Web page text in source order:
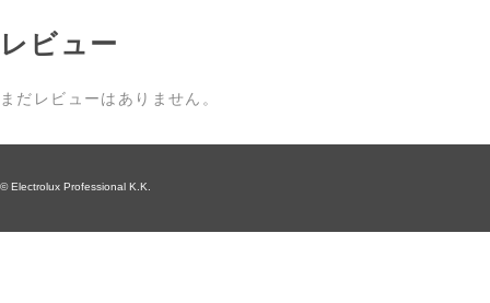
レビュー
まだレビューはありません。
© Electrolux Professional K.K.